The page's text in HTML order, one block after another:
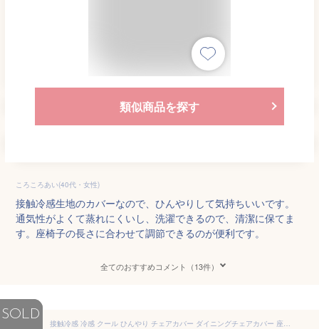
類似商品を探す
ころころあい(40代・女性)
接触冷感生地のカバーなので、ひんやりして気持ちいいです。
通気性がよくて蒸れにくいし、洗濯できるので、清潔に保てま
す。座椅子の長さに合わせて調節できるのが便利です。
全てのおすすめコメント（13件）
SOLD
接触冷感 冷感 クール ひんやり チェアカバー ダイニングチェアカバー 座椅子カバー 1人掛け用 2枚組 セット 45×140 椅子カバー ハワイアン キルト 座面 背もたれ 花柄 ダイニングおしゃれでひんやり冷感チェアカバー 2枚組